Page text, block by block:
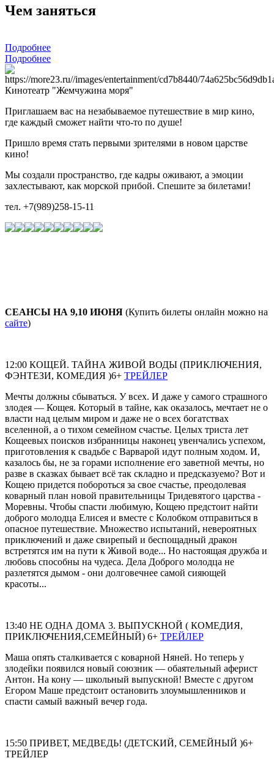
Чем заняться
Подробнее
Подробнее
Кинотеатр "Жемчужина моря"
Приглашаем вас на незабываемое путешествие в мир кино,
где каждый сможет найти что-то по душе!
Пришло время стать первыми зрителями в новом царстве
кино!
Мы создали пространство, где кадры оживают, а эмоции
захлестывают, как морской прибой. Спешите за билетами!
тел. +7(989)258-15-11
СЕАНСЫ НА 9,10 ИЮНЯ (Купить билеты онлайн можно на
сайте)
12:00 КОЩЕЙ. ТАЙНА ЖИВОЙ ВОДЫ (ПРИКЛЮЧЕНИЯ,
ФЭНТЕЗИ, КОМЕДИЯ )6+ ТРЕЙЛЕР
Мечты должны сбываться. У всех. И даже у самого страшного
злодея — Кощея. Который в тайне, как оказалось, мечтает не о
власти над целым миром и даже не о всех богатствах
вселенной, а о тихом семейном счастье. Целых триста лет
Кощеевых поисков избранницы наконец увенчались успехом,
приготовления к свадьбе с Варварой идут полным ходом. И,
казалось бы, не за горами исполнение его заветной мечты, но
разве в сказках бывает всё так складно и предсказуемо? Вот и
Кощею придется побороться за свое счастье, преодолевая
коварный план новой правительницы Тридевятого царства -
Моревны. Чтобы спасти любимую, Кощею предстоит найти
доброго молодца Елисея и вместе с Колобком отправиться в
опасное путешествие. Множество испытаний, невероятных
приключений и даже свирепый и беспощадный дракон
встретятся им на пути к Живой воде... Но настоящая дружба и
любовь способны на чудеса. Дела Доброго молодца не
разлетятся дымом - они долговечнее самой сияющей
красоты...
13:40 НЕ ОДНА ДОМА 3. ВЫПУСКНОЙ ( КОМЕДИЯ,
ПРИКЛЮЧЕНИЯ,СЕМЕЙНЫЙ) 6+ ТРЕЙЛЕР
Маша опять сталкивается с коварной Няней. Но теперь у
злодейки появился новый союзник — обаятельный аферист
Антон. На кону — школьный выпускной! Вместе с другом
Егором Маше предстоит остановить злоумышленников и
спасти самый важный вечер года.
15:50 ПРИВЕТ, МЕДВЕДЬ! (ДЕТСКИЙ, СЕМЕЙНЫЙ )6+
ТРЕЙЛЕР